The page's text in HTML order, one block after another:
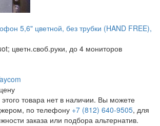
5,6" цветной, без трубки (HAND FREE),
цветн.своб.руки, до 4 мониторов
товара нет в наличии. Вы можете
по телефону +7 (812) 640-9505, для
заказа или подбора альтернатив.